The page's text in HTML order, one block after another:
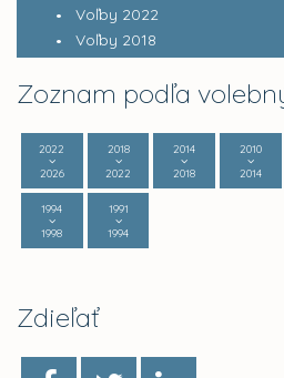
Voľby 2022
Voľby 2018
Zoznam podľa
2022
2026
2018
2022
2014
2018
2010
2014
1994
1998
1991
1994
Zdieľať